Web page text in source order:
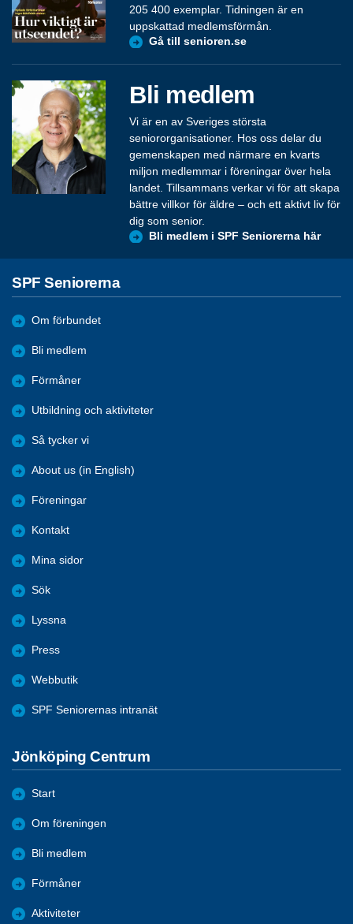
205 400 exemplar. Tidningen är en
uppskattad medlemsförmån.
Gå till senioren.se
Bli medlem
Vi är en av Sveriges största
seniororganisationer. Hos oss delar du
gemenskapen med närmare en kvarts
miljon medlemmar i föreningar över hela
landet. Tillsammans verkar vi för att skapa
bättre villkor för äldre – och ett aktivt liv för
dig som senior.
Bli medlem i SPF Seniorerna här
SPF Seniorerna
Om förbundet
Bli medlem
Förmåner
Utbildning och aktiviteter
Så tycker vi
About us (in English)
Föreningar
Kontakt
Mina sidor
Sök
Lyssna
Press
Webbutik
SPF Seniorernas intranät
Jönköping Centrum
Start
Om föreningen
Bli medlem
Förmåner
Aktiviteter